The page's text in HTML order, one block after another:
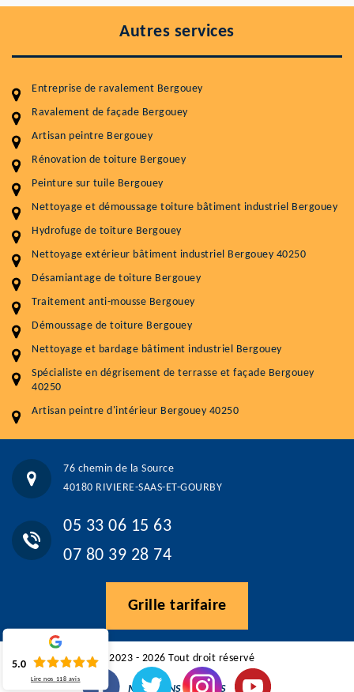
Autres services
Entreprise de ravalement Bergouey
Ravalement de façade Bergouey
Artisan peintre Bergouey
Rénovation de toiture Bergouey
Peinture sur tuile Bergouey
Nettoyage et démoussage toiture bâtiment industriel Bergouey
Hydrofuge de toiture Bergouey
Nettoyage extérieur bâtiment industriel Bergouey 40250
Désamiantage de toiture Bergouey
Traitement anti-mousse Bergouey
Démoussage de toiture Bergouey
Nettoyage et bardage bâtiment industriel Bergouey
Spécialiste en dégrisement de terrasse et façade Bergouey
40250
Artisan peintre d'intérieur Bergouey 40250
76 chemin de la Source
40180 RIVIERE-SAAS-ET-GOURBY
05 33 06 15 63
07 80 39 28 74
Grille tarifaire
Entretenir votre toiture, c'est préserver sa
durabilité
Plus de 15 ans d'expérience en couverture et facade
Service
Nettoyageb toiture
Démoussage toiture
Traitement hydrofuge toiture
Artisant local recommander
76 chemin de la Source 40180 RIVIERE-SAAS-ET-GOURBY
©2023 - 2026 Tout droit réservé
MENTIONS LÉGALES
5.0
Lire nos 118 avis